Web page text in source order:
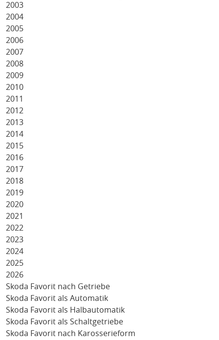
2003
2004
2005
2006
2007
2008
2009
2010
2011
2012
2013
2014
2015
2016
2017
2018
2019
2020
2021
2022
2023
2024
2025
2026
Skoda Favorit nach Getriebe
Skoda Favorit als Automatik
Skoda Favorit als Halbautomatik
Skoda Favorit als Schaltgetriebe
Skoda Favorit nach Karosserieform